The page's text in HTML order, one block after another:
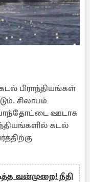
பிராந்தியங்கள்
சிலாபம்
ஊடாக
கடல்
வன்முறை! நீதி